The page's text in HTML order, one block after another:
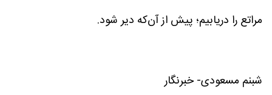
مراتع را دریابیم؛ پیش از آن‌که دیر شود.
شبنم مسعودی- خبرنگار